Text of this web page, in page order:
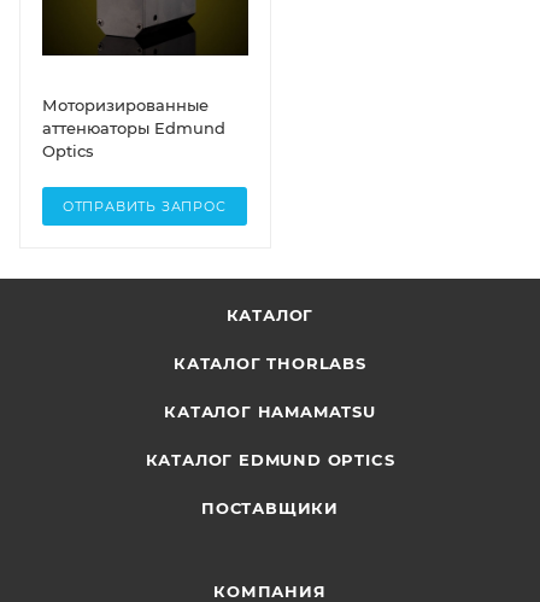
Моторизированные
аттенюаторы Edmund
Optics
ОТПРАВИТЬ ЗАПРОС
КАТАЛОГ
КАТАЛОГ THORLABS
КАТАЛОГ HAMAMATSU
КАТАЛОГ EDMUND OPTICS
ПОСТАВЩИКИ
КОМПАНИЯ